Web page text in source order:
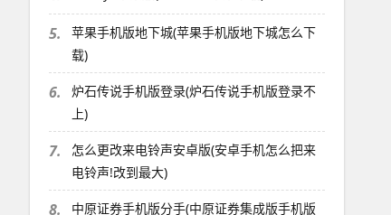
5.
苹果手机版地下城(苹果手机版地下城怎么下
载)
6.
炉石传说手机版登录(炉石传说手机版登录不
上)
7.
怎么更改来电铃声安卓版(安卓手机怎么把来
电铃声!改到最大)
8. 中原证券手机版分手(中原证券集成版手机版